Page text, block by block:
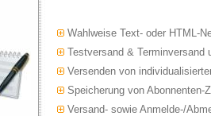
Wahlweise Text- oder HTML-
Testversand & Terminversand
Versenden von
Speicherung von Abonnenten-
Versand- sowie Anmelde-/